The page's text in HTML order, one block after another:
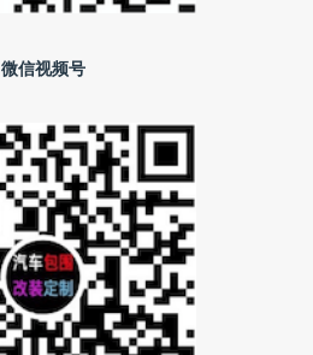
微信视频号